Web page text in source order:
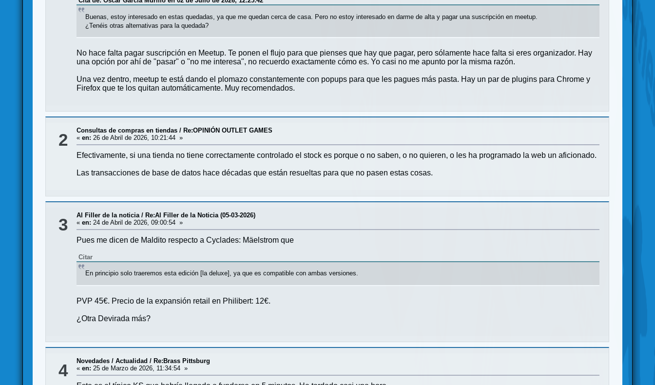
Buenas, estoy interesado en estas quedadas, ya que me quedan cerca de casa. Pero no estoy interesado en darme de alta y pagar una suscripción en meetup.
¿Tenéis otras alternativas para la quedada?
No hace falta pagar suscripción en Meetup. Te ponen el flujo para que pienses que hay que pagar, pero sólamente hace falta si eres organizador. Hay
una opción por ahí de "pasar" o "no me interesa", no recuerdo exactamente cómo es. Yo casi no me apunto por la misma razón.
Una vez dentro, meetup te está dando el plomazo constantemente con popups para que les pagues más pasta. Hay un par de plugins para Chrome y
Firefox que te los quitan automáticamente. Muy recomendados.
2 Consultas de compras en tiendas / Re:OPINIÓN OUTLET GAMES
«en: 26 de Abril de 2026, 10:21:44 »
Efectivamente, si una tienda no tiene correctamente controlado el stock es porque o no saben, o no quieren, o les ha programado la web un aficionado.
Las transacciones de base de datos hace décadas que están resueltas para que no pasen estas cosas.
3 Al Filler de la noticia / Re:Al Filler de la Noticia (05-03-2026)
«en: 24 de Abril de 2026, 09:00:54 »
Pues me dicen de Maldito respecto a Cyclades: Mäelstrom que
Citar
En principio solo traeremos esta edición [la deluxe], ya que es compatible con ambas versiones.
PVP 45€. Precio de la expansión retail en Philibert: 12€.
¿Otra Devirada más?
4 Novedades / Actualidad /Re:Brass Pittsburg
«en: 25 de Marzo de 2026, 11:34:54 »